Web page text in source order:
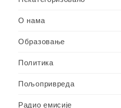
О нама
Образовање
Политика
Пољопривреда
Радио емисије